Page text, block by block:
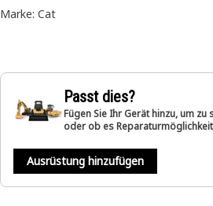
Marke: Cat
Passt dies?
Fügen Sie Ihr Gerät hinzu, um
oder ob es
Ausrüstung hinzufügen